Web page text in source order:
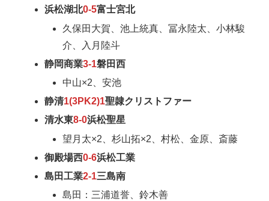
浜松湖北0-5富士宮北
久保田大賀、池上統真、冨永陸太、小林駿
介、入月陸斗
静岡商業3-1磐田西
中山×2、安池
静清1(3PK2)1聖隷クリストファー
清水東8-0浜松聖星
望月太×2、杉山拓×2、村松、金原、斎藤
御殿場西0-6浜松工業
島田工業2-1三島南
島田：三浦道誉、鈴木善